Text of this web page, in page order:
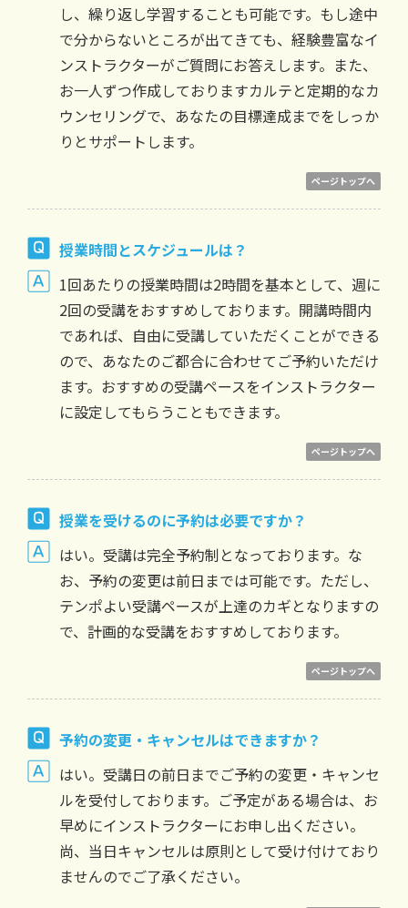
し、繰り返し学習することも可能です。もし途中
で分からないところが出てきても、経験豊富なイ
ンストラクターがご質問にお答えします。また、
お一人ずつ作成しておりますカルテと定期的なカ
ウンセリングで、あなたの目標達成までをしっか
りとサポートします。
ページトップへ
授業時間とスケジュールは？
1回あたりの授業時間は2時間を基本として、週に
2回の受講をおすすめしております。開講時間内
であれば、自由に受講していただくことができる
ので、あなたのご都合に合わせてご予約いただけ
ます。おすすめの受講ペースをインストラクター
に設定してもらうこともできます。
ページトップへ
授業を受けるのに予約は必要ですか？
はい。受講は完全予約制となっております。な
お、予約の変更は前日までは可能です。ただし、
テンポよい受講ペースが上達のカギとなりますの
で、計画的な受講をおすすめしております。
ページトップへ
予約の変更・キャンセルはできますか？
はい。受講日の前日までご予約の変更・キャンセ
ルを受付しております。ご予定がある場合は、お
早めにインストラクターにお申し出ください。
尚、当日キャンセルは原則として受け付けており
ませんのでご了承ください。